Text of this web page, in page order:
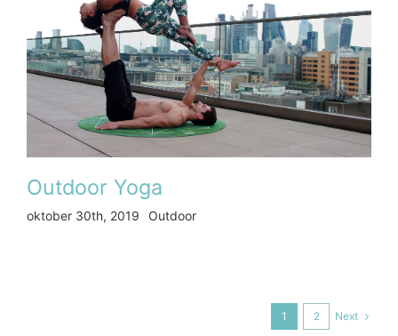
Outdoor Yoga
oktober 30th, 2019 Outdoor
1 2 Next